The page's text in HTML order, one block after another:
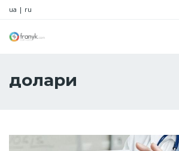
ua | ru
долари